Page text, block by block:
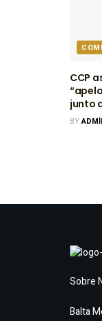
CCP
junto
BY
Sobre
Balta